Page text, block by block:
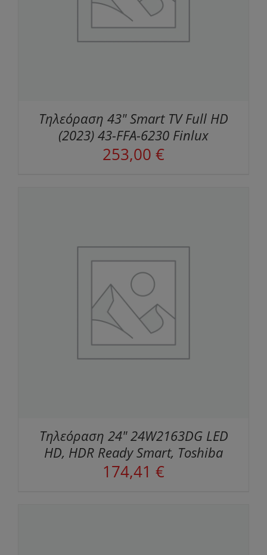
Τηλεόραση 43" Smart TV Full HD
(2023) 43-FFA-6230 Finlux
253,00 €
Τηλεόραση 24" 24W2163DG LED
HD, HDR Ready Smart, Toshiba
174,41 €